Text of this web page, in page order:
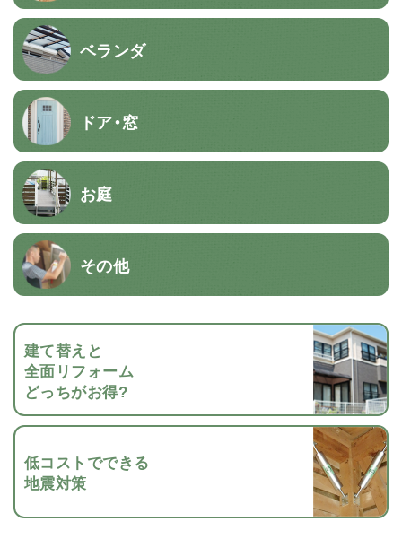
ベランダ
ドア・窓
お庭
その他
建て替えと
全面リフォーム
どっちがお得?
低コストでできる
地震対策